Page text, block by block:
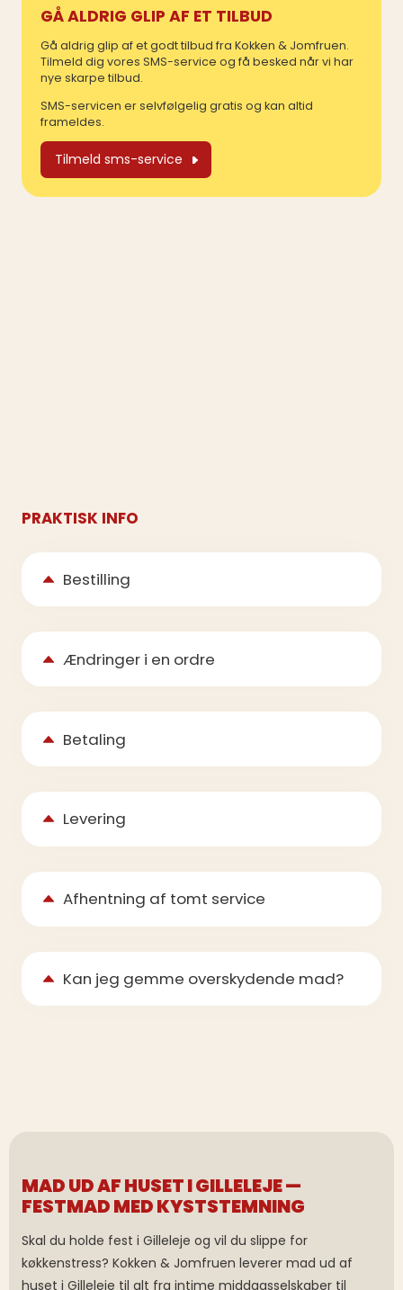
GÅ ALDRIG GLIP AF ET TILBUD
Gå aldrig glip af et godt tilbud fra Kokken & Jomfruen.
Tilmeld dig vores SMS-service og få besked når vi har
nye skarpe tilbud.
SMS-servicen er selvfølgelig gratis og kan altid
frameldes.
Tilmeld sms-service
PRAKTISK INFO
Bestilling
Ændringer i en ordre
Betaling
Levering
Afhentning af tomt service
Kan jeg gemme overskydende mad?
MAD UD AF HUSET I GILLELEJE —
FESTMAD MED KYSTSTEMNING
Skal du holde fest i Gilleleje og vil du slippe for
køkkenstress? Kokken & Jomfruen leverer mad ud af
huset i Gilleleje til alt fra intime middagsselskaber til